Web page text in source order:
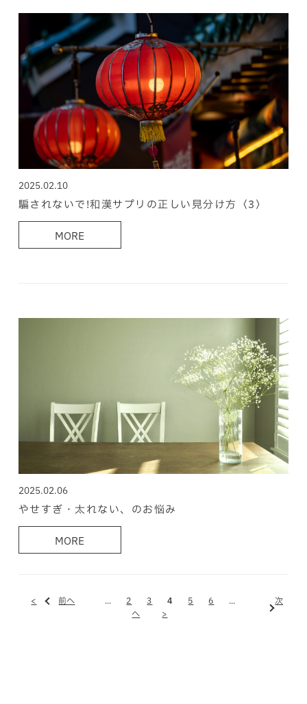
2025.02.10
騙されないで!和漢サプリの正しい見分け方〈3〉
MORE
2025.02.06
やせすぎ・太れない、のお悩み
MORE
< 前へ ... 2 3 4 5 6 ...
次
へ
>